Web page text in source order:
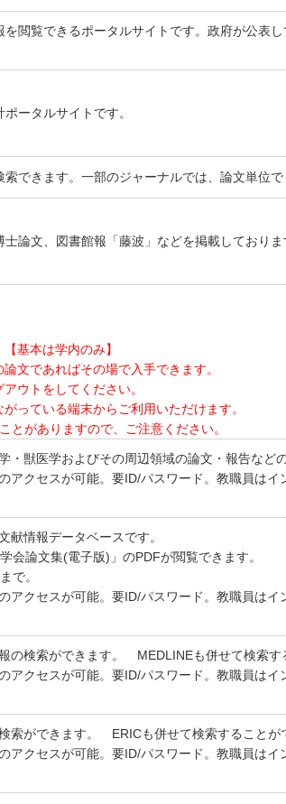
閲覧できるポータルサイトです。政府が公表
ータルサイトです。
できます。一部のジャーナルでは、論文単位で
論文、図書館報「藤波」などを掲載しておりま
基本は学内のみ】
文であればその場で入手できます。
ウトをしてください。
っている端末からご利用いただけます。
とがありますので、ご注意ください。
・獣医学およびその周辺領域の論文・報告など
アクセスが可能。要ID/パスワード。教職員はイ
献情報データベースです。
会論文集(電子版)」のPDFが閲覧できます。
で。
アクセスが可能。要ID/パスワード。教職員はイ
の検索ができます。 MEDLINEも併せて検索す
アクセスが可能。要ID/パスワード。教職員はイ
索ができます。 ERICも併せて検索することが
アクセスが可能。要ID/パスワード。教職員はイ